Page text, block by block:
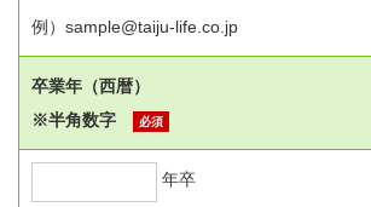
例）sample@taiju-life.co.jp
卒業年（西暦）
※半角数字
必須
年卒